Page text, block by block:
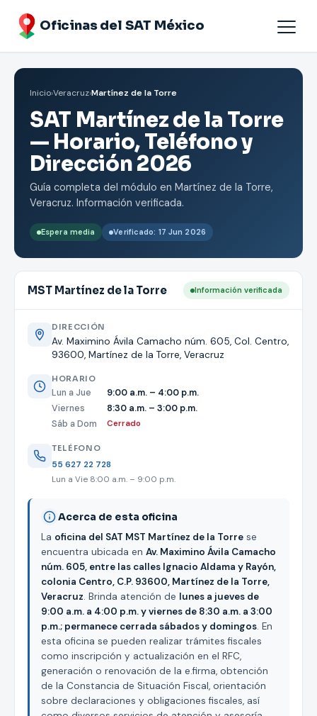
Oficinas del SAT México
Oficinas por Estados
Inicio›Veracruz›Martínez de la Torre
SAT Martínez de la Torre
— Horario, Teléfono y
Dirección 2026
Guía completa del módulo en Martínez de la Torre,
Veracruz. Información verificada.
Espera media Verificado: 17 Jun 2026
MST Martínez de la Torre Información verificada
DIRECCIÓN
Av. Maximino Ávila Camacho núm. 605, Col. Centro,
93600, Martínez de la Torre, Veracruz
HORARIO
Lun a Jue
9:00 a.m. – 4:00 p.m.
Viernes
8:30 a.m. – 3:00 p.m.
Sáb a Dom
Cerrado
TELÉFONO
55 627 22 728
Lun a Vie 8:00 a.m. – 9:00 p.m.
Acerca de esta oficina
La oficina del SAT MST Martínez de la Torre se
encuentra ubicada en Av. Maximino Ávila Camacho
núm. 605, entre las calles Ignacio Aldama y Rayón,
colonia Centro, C.P. 93600, Martínez de la Torre,
Veracruz. Brinda atención de lunes a jueves de
9:00 a.m. a 4:00 p.m. y viernes de 8:30 a.m. a 3:00
p.m.; permanece cerrada sábados y domingos. En
esta oficina se pueden realizar trámites fiscales
como inscripción y actualización en el RFC,
generación o renovación de la e.firma, obtención
de la Constancia de Situación Fiscal, orientación
sobre declaraciones y obligaciones fiscales, así